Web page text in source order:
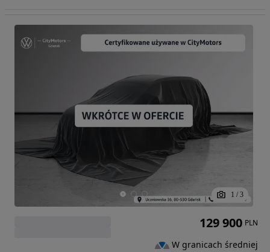
1 / 3
129 900 PLN
W granicach średniej